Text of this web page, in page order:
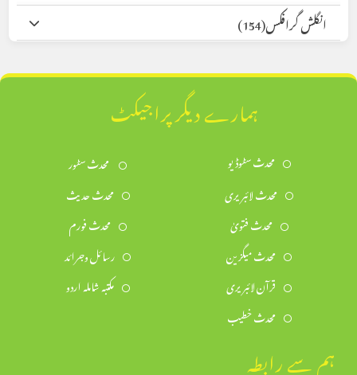
انگلش گرافکس(154)
ہمارے دیگر پراجیکٹ
محدث سٹوڈیو
محدث سٹور
محدث لائبریری
محدث حدیث
محدث فتویٰ
محدث فورم
محدث میگزین
رسائل وجرائد
قرآن لائبریری
مکتبہ شاملہ اردو
محدث خطیب
ہم سے رابطہ